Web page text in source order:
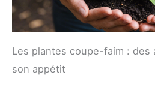
Les plantes coupe-faim : des
son appétit